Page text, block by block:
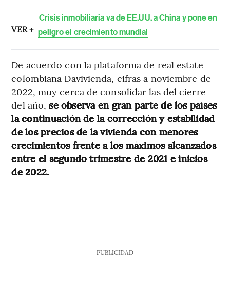
VER +
Crisis inmobiliaria va de EE.UU. a China y pone en
peligro el crecimiento mundial
De acuerdo con la plataforma de real estate
colombiana Davivienda, cifras a noviembre de
2022, muy cerca de consolidar las del cierre
del año,se observa en gran parte de los países
la continuación de la corrección y estabilidad
de los precios de la vivienda con menores
crecimientos frente a los máximos alcanzados
entre el segundo trimestre de 2021 e inicios
de 2022.
PUBLICIDAD